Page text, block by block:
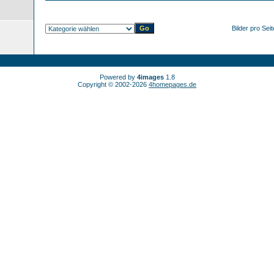
Bilder pro
Powered by 4images1.8
Copyright © 2002-2026 4homepages.de